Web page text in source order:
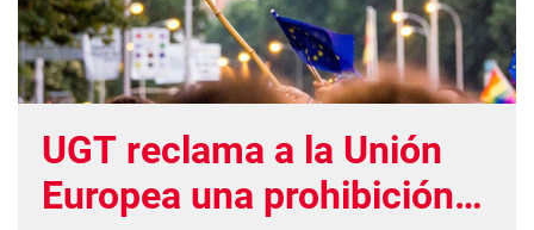
UGT reclama a la Unión
Europea una prohibición